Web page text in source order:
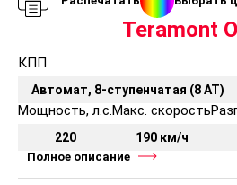
Teramont
КПП
Автомат, 8-ступенчатая (8 AT)
Мощность, л.с.
220
Макс. скорость
190 км/ч
Полное описание